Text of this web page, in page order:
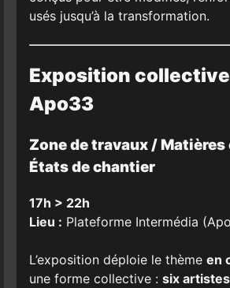
usés jusqu’à la transformation.
Exposition
Apo33
Zone de travaux /
États de chantier
17h > 22h
Lieu : Plateforme Intermédia
L’exposition déploie le thème en
une forme collective : six artistes